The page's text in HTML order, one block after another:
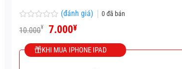
Được
xếp
0
(đánh giá) 0đã bán
10.000¥
Giá
gốc
là:
10.000¥.
7.000¥Giá
tại
là:
KHI MUA IPHONE IPAD